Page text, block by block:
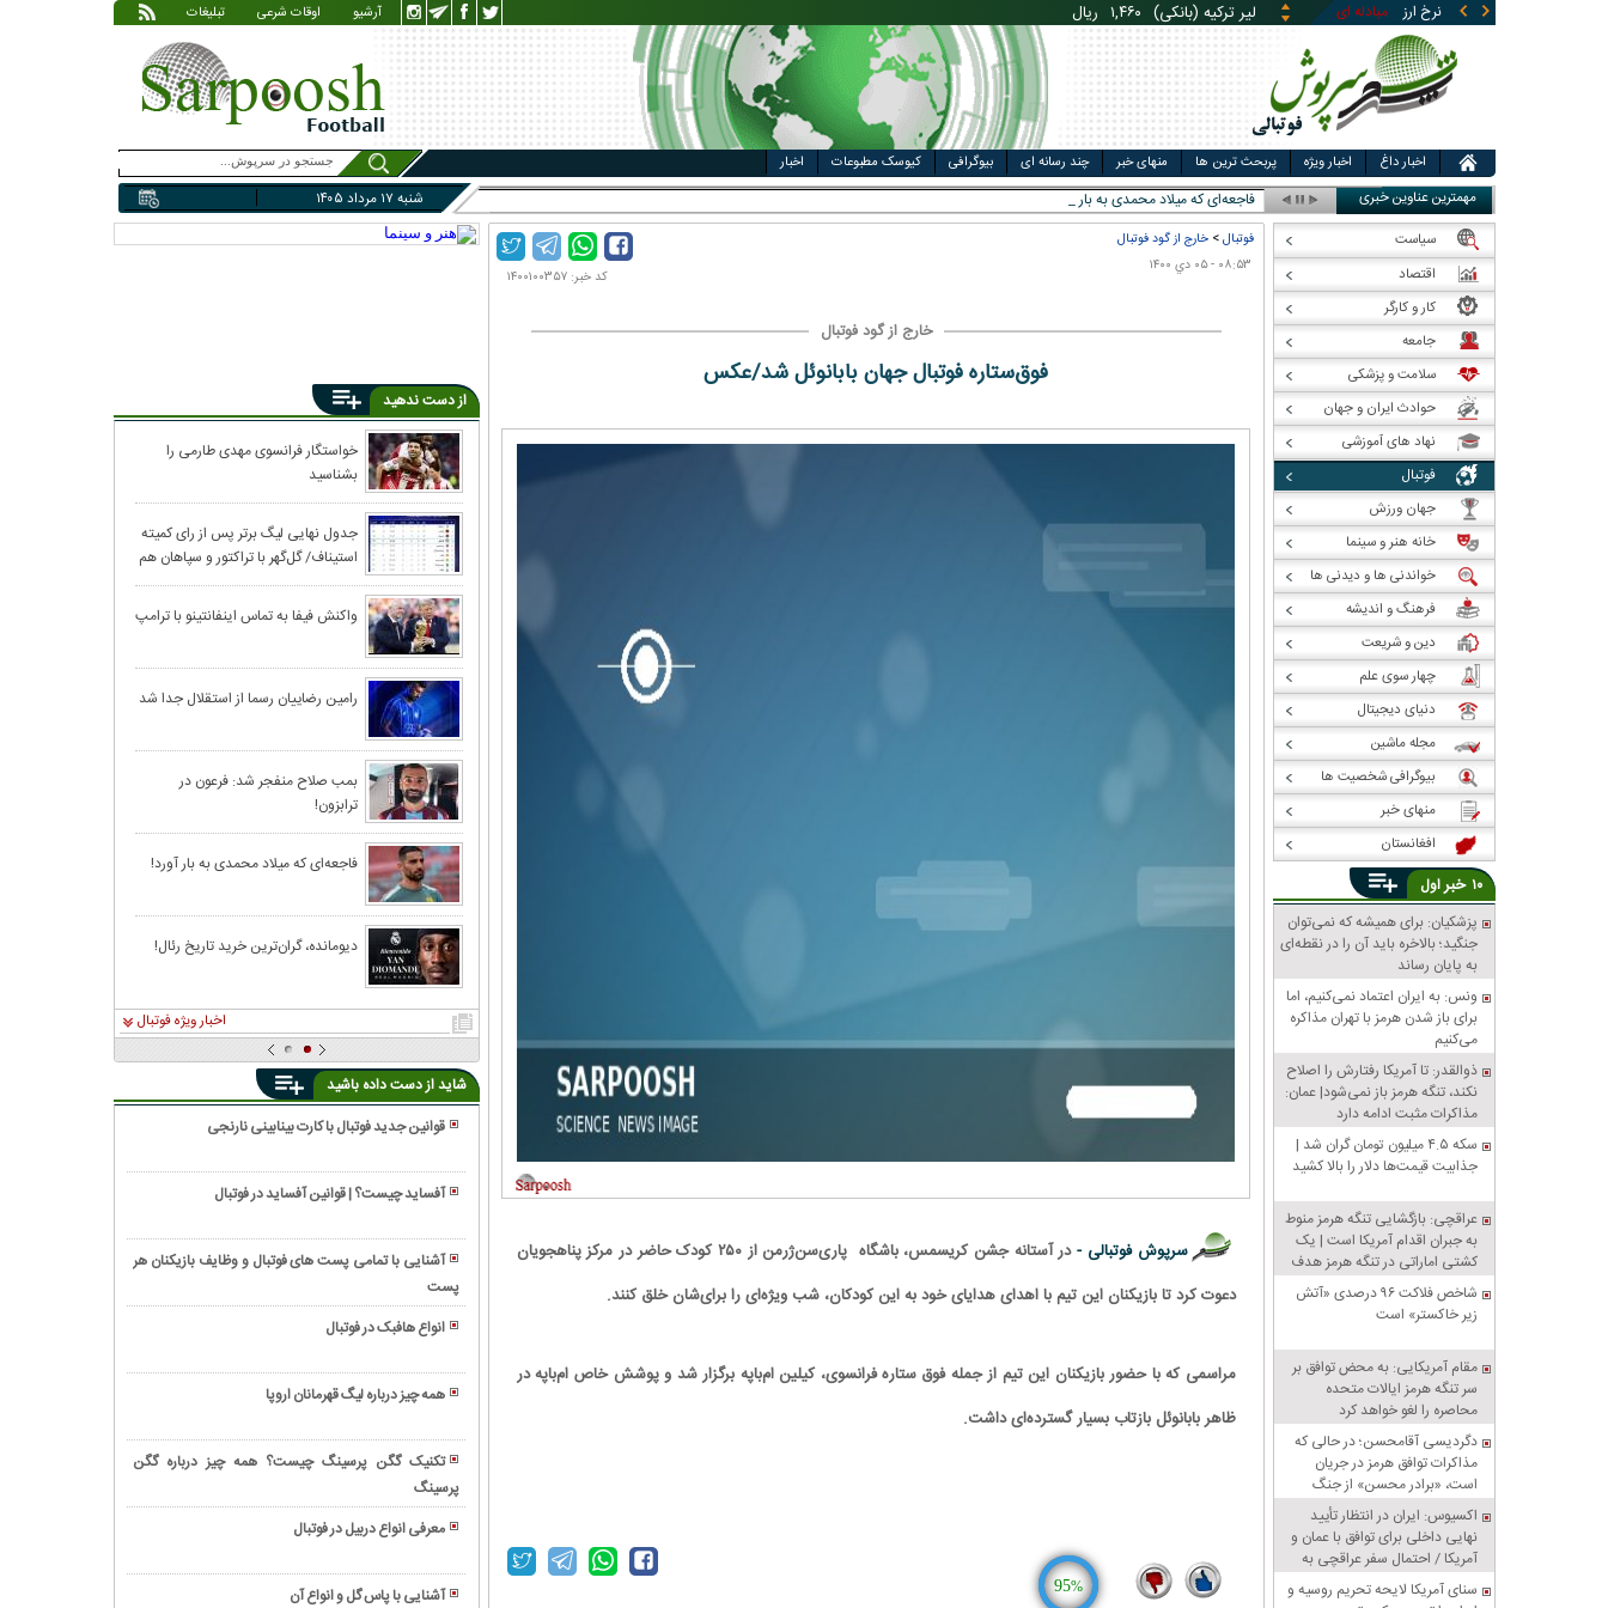
تبلیغات اوقات شرعی آرشیو نرخ ارز مبادله ای قیمت طلا قیمت سکه قیمت خودرو لیر ترکیه (بانکی) ۱,۴۶۰ ریال
یوان چین (بانکی) ۵,۸۶۹ ریال
اخبار داغ اخبار ویژه پربحث ترین ها منهای خبر چند رسانه ای بیوگرافی کیوسک مطبوعات اخبار
مهمترین عناوین خبری فاجعه‌ شنبه ۱۷ مرداد ۱۴۰۵
۰۸:۵۳ - ۰۵ دي ۱۴۰۰
کد خبر: ۱۴۰۰۱۰۰۳۵۷
خارج از گود فوتبال
فوتبال>خارج از گود فوتبال
فوق‌ستاره فوتبال جهان بابانوئل شد/عکس
سرپوش فوتبالی -
در آستانه جشن کریسمس، باشگاه پاری‌سن‌ژرمن از ۲۵۰ کودک حاضر در مرکز پناهجویان
دعوت کرد تا بازیکنان این تیم با اهدای هدایای خود به این کودکان، شب ویژه‌ای را برای‌شان خلق کنند.
مراسمی که با حضور بازیکنان این تیم از جمله فوق ستاره فرانسوی، کیلین ام‌باپه برگزار شد و پوشش خاص ام‌باپه در
ظاهر بابانوئل بازتاب بسیار گسترده‌ای داشت.
95%
از دست ندهید
خواستگار فرانسوی مهدی طارمی را
بشناسید
جدول نهایی لیگ برتر پس از رای کمیته
استیناف/ گل‌گهر با تراکتور و سپاهان هم
امتیاز شد
واکنش فیفا به تماس اینفانتینو با ترامپ
رامین رضاییان رسما از استقلال جدا شد
بمب صلاح منفجر شد: فرعون در
ترابزون!
فاجعه‌ای که میلاد محمدی به بار آورد!
دیومانده، گران‌ترین خرید تاریخ رئال!
اخبار ویژه فوتبال
شاید از دست داده باشید
قوانین جدید فوتبال با کارت بینابینی نارنجی
آفساید چیست؟ | قوانین آفساید در فوتبال
آشنایی با تمامی پست های فوتبال و وظایف بازیکنان هر
پست
انواع هافبک در فوتبال
همه چیز درباره لیگ قهرمانان اروپا
تکنیک گگن پرسینگ چیست؟ همه چیز درباره گگن
پرسینگ
معرفی انواع دربیل در فوتبال
آشنایی با پاس گل و انواع آن
سیاست
اقتصاد
کار و کارگر
جامعه
سلامت و پزشکی
حوادث ایران و جهان
نهاد های آموزشی
فوتبال
جهان ورزش
خانه هنر و سینما
خواندنی ها و دیدنی ها
فرهنگ و اندیشه
دین و شریعت
چهار سوی علم
دنیای دیجیتال
مجله ماشین
بیوگرافی شخصیت ها
منهای خبر
افغانستان
۱۰ خبراول
پزشکیان: برای همیشه که نمی‌توان
جنگید؛ بالاخره باید آن را در نقطه‌ای
به پایان رساند
ونس: به ایران اعتماد نمی‌کنیم، اما
برای باز شدن هرمز با تهران مذاکره
می‌کنیم
ذوالقدر: تا آمریکا رفتارش را اصلاح
نکند، تنگه هرمز باز نمی‌شود| عمان:
مذاکرات مثبت ادامه دارد
سکه ۴.۵ میلیون تومان گران شد |
جذابیت قیمت‌ها دلار را بالا کشید
عراقچی: بازگشایی تنگه هرمز منوط
به جبران اقدام آمریکا است | یک
کشتی اماراتی در تنگه هرمز هدف
قرار گرفت
شاخص فلاکت ۹۶ درصدی «آتش
زیر خاکستر» است
مقام آمریکایی: به محض توافق بر
سر تنگه هرمز ایالات متحده
محاصره را لغو خواهد کرد
دگردیسی آقامحسن؛ در حالی که
مذاکرات توافق هرمز در جریان
است، «برادر محسن» از جنگ
سخن می‌گوید
اکسیوس: ایران در انتظار تأیید
نهایی داخلی برای توافق با عمان و
آمریکا / احتمال سفر عراقچی به
پاکستان
سنای آمریکا لایحه تحریم روسیه و